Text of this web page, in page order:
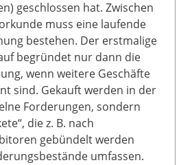
geschlossen hat. Zwischen
muss eine laufende
bestehen. Der erstmalige
begründet nur dann die
wenn weitere Geschäfte
sind. Gekauft werden in der
Forderungen, sondern
die z. B. nach
gebündelt werden
umfassen.